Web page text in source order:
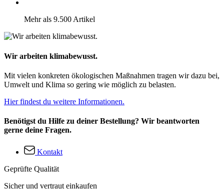
Mehr als 9.500 Artikel
Wir arbeiten klimabewusst.
Mit vielen konkreten ökologischen Maßnahmen tragen wir dazu bei,
Umwelt und Klima so gering wie möglich zu belasten.
Hier findest du weitere Informationen.
Benötigst du Hilfe zu deiner Bestellung? Wir beantworten
gerne deine Fragen.
Kontakt
Geprüfte Qualität
Sicher und vertraut einkaufen